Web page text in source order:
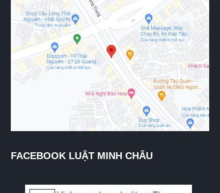
FACEBOOK LUẬT MINH CHÂU